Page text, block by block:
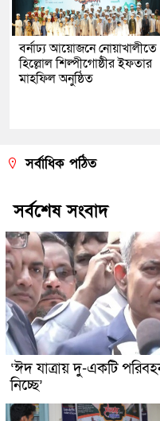
বর্নাঢ্য আয়োজনে নোয়াখালীতে
হিল্লোল শিল্পীগোষ্ঠীর ইফতার
মাহফিল অনুষ্ঠিত
সর্বাধিক পঠিত
সর্বশেষ সংবাদ
‘ঈদ যাত্রায় দু-একটি
নিচ্ছে’